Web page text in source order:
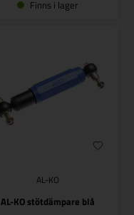
Finns i lager
AL-KO
AL-KO stötdämpare blå